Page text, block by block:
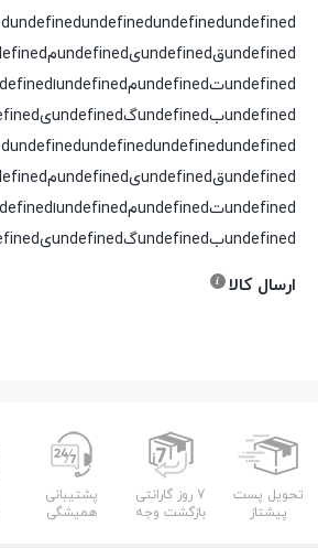
undefinedundefinedundefined
undefinedبundefinedگundefinedیundefinedرundefinedیundefinedدundefined
undefinedundefinedundefined
undefinedبundefinedگundefinedیundefinedرundefinedیundefinedدundefined
ارسال کالا
تحویل پست
پیشتاز
7 روز گارانتی
بازگشت وجه
پشتیبانی
همیشگی